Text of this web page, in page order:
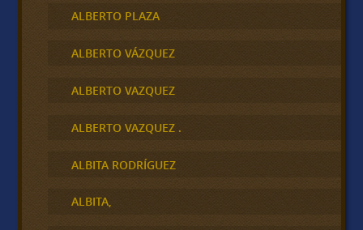
ALBERTO PLAZA
ALBERTO VÁZQUEZ
ALBERTO VAZQUEZ
ALBERTO VAZQUEZ .
ALBITA RODRÍGUEZ
ALBITA,